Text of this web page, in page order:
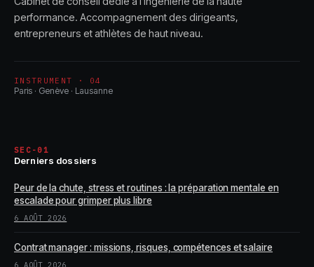
performance. Accompagnement des dirigeants,
entrepreneurs et athlètes de haut niveau.
INSTRUMENT · 04
Paris · Genève · Lausanne
SEC-01
Derniers dossiers
Peur de la chute, stress et routines : la préparation mentale en
escalade pour grimper plus libre
6 AOÛT 2026
Contrat manager : missions, risques, compétences et salaire
6 AOÛT 2026